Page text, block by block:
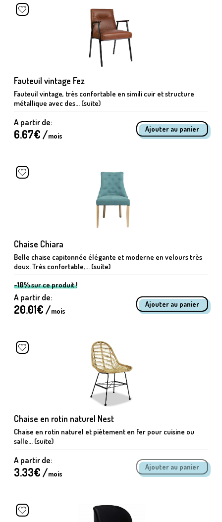
Fauteuil vintage Fez
Fauteuil vintage, très confortable en simili cuir et structure
métallique avec des... (suite)
A partir de:
6.67€ /mois
Chaise Chiara
Belle chaise capitonnée élégante et moderne en velours très
doux. Très confortable,... (suite)
-10%sur ce produit !
A partir de:
20.01€ /mois
Chaise en rotin naturel Nest
Chaise en rotin naturel et piètement en fer pour cuisine ou
salle... (suite)
A partir de:
3.33€ /mois